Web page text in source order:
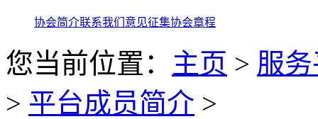
协会简介联系我们 意见征集协会章程
您当前位置： 主页 > 服
> 平台成员简介 >